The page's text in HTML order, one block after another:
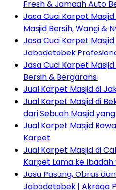
Fresh & Jamaah Auto
Jasa Cuci Karpet
Masjid Bersih, Wangi &
Jasa Cuci Karpet
Jabodetabek
Jasa Cuci Karpet
Bersih & Bergaransi
Jual Karpet Masjid di
Jual Karpet Masjid di
dari Sebuah Masjid
Jual Karpet Masjid
Karpet
Jual Karpet Masjid di
Karpet Lama ke Ibadah
Jasa Pasang, Obras
Jabodetabek | Akraga